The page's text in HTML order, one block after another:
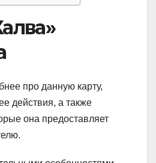
про данную карту,
действия, а также
она предоставляет